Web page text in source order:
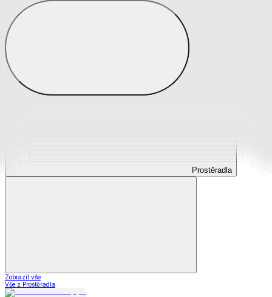
Prostěradla
Prostěradla
Zobrazit vše
Vše z Prostěradla